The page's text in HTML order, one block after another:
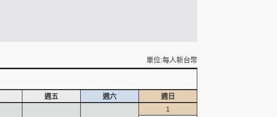
單位:每人新台幣
週五 週六
週日
1